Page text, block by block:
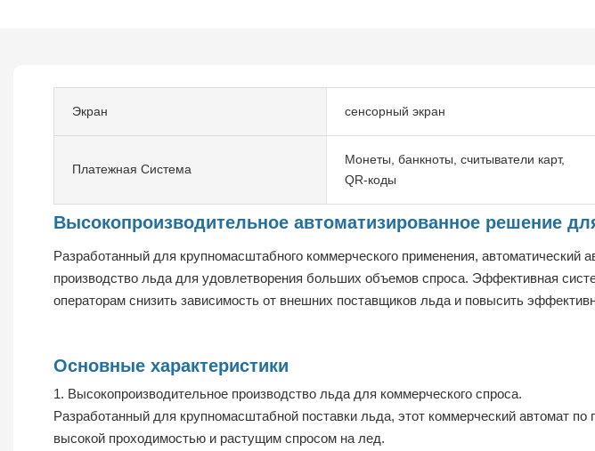
Экран сенсорный экран
Платежная Система
Монеты, банкноты, считыватели карт,
QR-коды
Высокопроизводительное автоматизированное решение
Разработанный для крупномасштабного коммерческого применения,
производство льда для удовлетворения больших объемов спроса. Эффективная
операторам снизить зависимость от внешних поставщиков льда и повысить
Основные характеристики
1. Высокопроизводительное производство льда для коммерческого спроса.
Разработанный для крупномасштабной поставки льда, этот коммерческий автомат
высокой проходимостью и растущим спросом на лед.